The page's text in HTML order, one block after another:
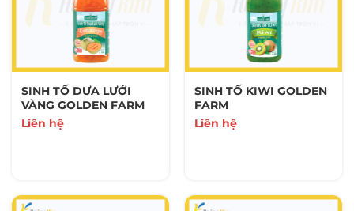
SINH TỐ DƯA LƯỚI
VÀNG GOLDEN FARM
Liên hệ
SINH TỐ KIWI GOLDEN
FARM
Liên hệ